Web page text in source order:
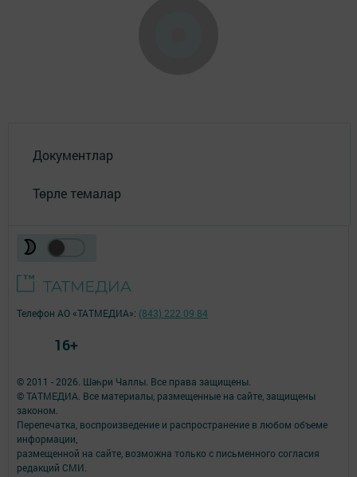
Документлар
Төрле темалар
© 2011 - 2026. Шәһри Чаллы. Все права защищены.
© ТАТМЕДИА. Все материалы, размещенные на сайте, защищены
законом.
Перепечатка, воспроизведение и распространение в любом объеме
информации,
размещенной на сайте, возможна только с письменного согласия
редакций СМИ.
Телефон АО «ТАТМЕДИА»: (843) 222 09 84
16+